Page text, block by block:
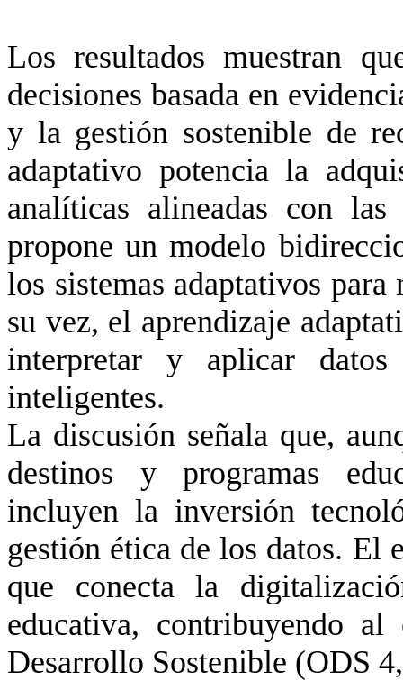
Los resultados muestran
decisiones basada en
y la gestión sostenible de
adaptativo potencia la
analíticas alineadas con
propone un modelo
los sistemas adaptativos
su vez, el aprendizaje
interpretar y aplicar datos
inteligentes.
La discusión señala que,
destinos y programas
incluyen la inversión
gestión ética de los datos. El
que conecta la
educativa, contribuyendo
Desarrollo Sostenible (ODS